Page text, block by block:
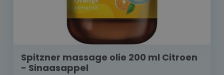
Spitzner massage olie 200 ml Citroen
- Sinaasappel